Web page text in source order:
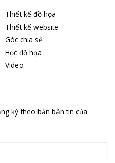
Thiết kế đồ họa
Thiết kế website
Góc chia sẻ
Học đồ họa
Video
ký theo bản bản tin của